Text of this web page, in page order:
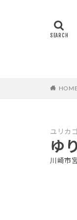
HOME
ユリカ
ゆ
川崎市